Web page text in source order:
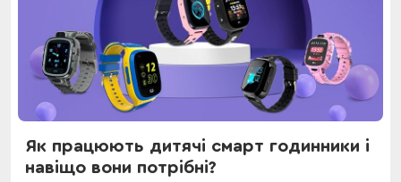
Як працюють дитячі смарт годинники і
навіщо вони потрібні?